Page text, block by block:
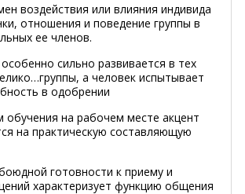
воздействия или влияния индивида
отношения и поведение группы в
ее членов.
сильно развивается в тех
а человек испытывает
в одобрении
обучения на рабочем месте акцент
на практическую составляющую
готовности к приему и
характеризует функцию общения